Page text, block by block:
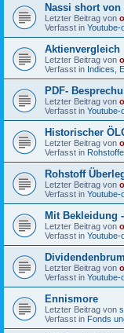
Nassi short von
Letzter Beitrag von
Verfasst in Youtube-
Aktienvergleich
Letzter Beitrag von
Verfasst in Indices,
PDF-
Letzter Beitrag von
Verfasst in Youtube-
Historischer
Letzter Beitrag von
Verfasst in
Rohstoff
Letzter Beitrag von
Verfasst in Youtube-
Mit Bekleidung
Letzter Beitrag von
Verfasst in Youtube-
Letzter Beitrag von
Verfasst in Youtube-
Ennismore
Letzter Beitrag von
Verfasst in Fonds